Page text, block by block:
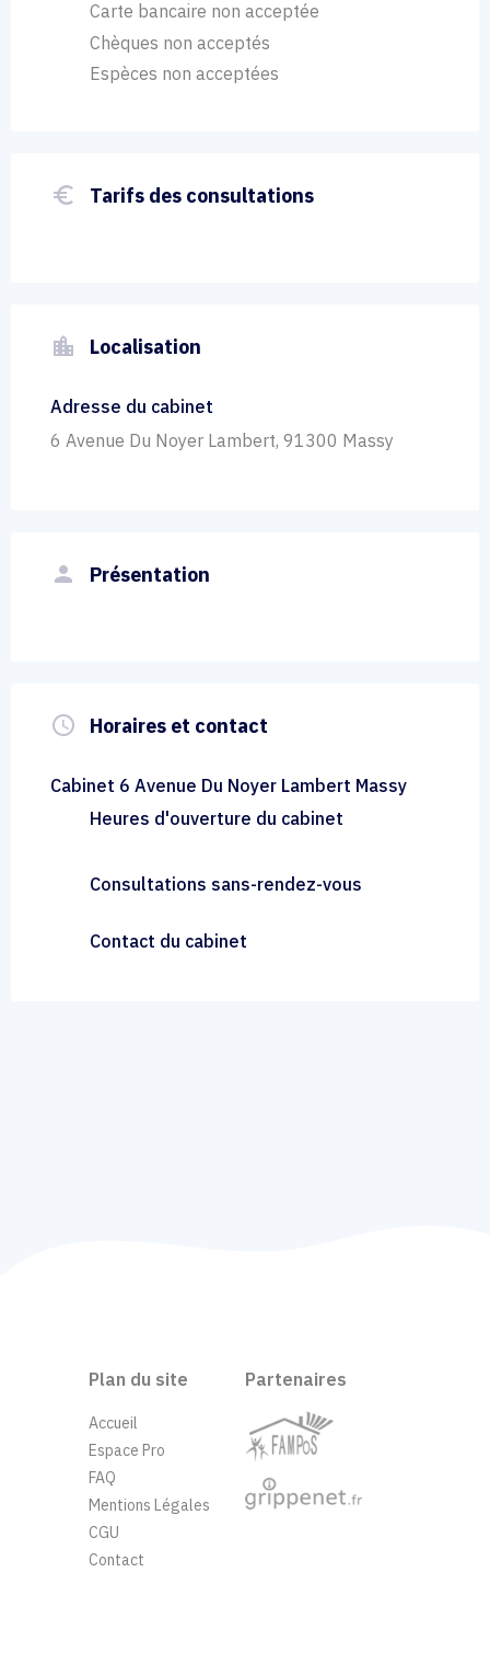
Carte bancaire non acceptée
Chèques non acceptés
Espèces non acceptées
euro_symbol Tarifs des consultations
location_city Localisation
Adresse du cabinet
6 Avenue Du Noyer Lambert, 91300 Massy
person Présentation
query_builder Horaires et contact
Cabinet 6 Avenue Du Noyer Lambert Massy
Heures d'ouverture du cabinet
Consultations sans-rendez-vous
Contact du cabinet
Plan du site
Accueil
Espace Pro
FAQ
Mentions Légales
CGU
Contact
Partenaires